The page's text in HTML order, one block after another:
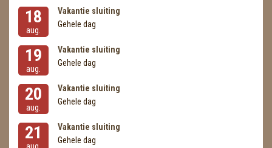
18
aug.
Vakantie sluiting
Gehele dag
19
aug.
Vakantie sluiting
Gehele dag
20
aug.
Vakantie sluiting
Gehele dag
21
Vakantie sluiting
Gehele dag